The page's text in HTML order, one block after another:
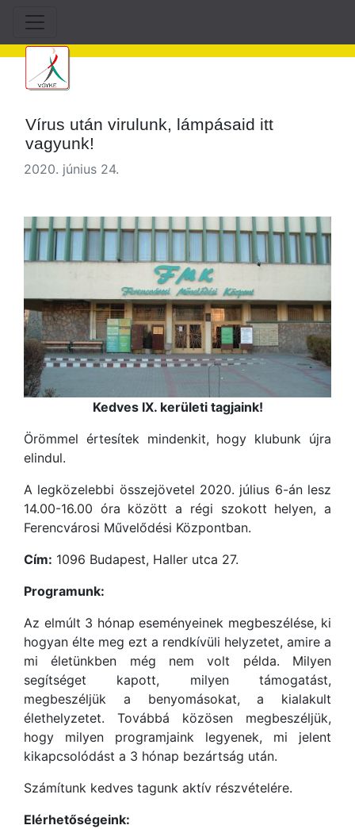
Vírus után virulunk, lámpásaid itt
vagyunk!
2020. június 24.
Kedves IX. kerületi tagjaink!
Örömmel értesítek mindenkit, hogy klubunk újra
elindul.
A legközelebbi összejövetel 2020. július 6-án lesz
14.00-16.00 óra között a régi szokott helyen, a
Ferencvárosi Művelődési Központban.
Cím: 1096 Budapest, Haller utca 27.
Programunk:
Az elmúlt 3 hónap eseményeinek megbeszélése, ki
hogyan élte meg ezt a rendkívüli helyzetet, amire a
mi életünkben még nem volt példa. Milyen
segítséget kapott, milyen támogatást,
megbeszéljük a benyomásokat, a kialakult
élethelyzetet. Továbbá közösen megbeszéljük,
hogy milyen programjaink legyenek, mi jelent
kikapcsolódást a 3 hónap bezártság után.
Számítunk kedves tagunk aktív részvételére.
Elérhetőségeink: